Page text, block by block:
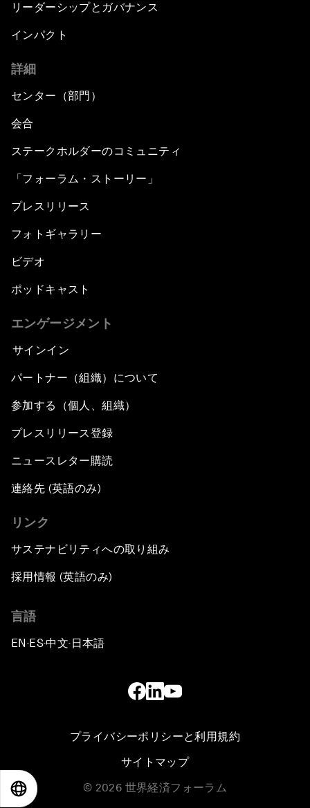
リーダーシップとガバナンス
インパクト
詳細
センター（部門）
会合
ステークホルダーのコミュニティ
「フォーラム・ストーリー」
プレスリリース
フォトギャラリー
ビデオ
ポッドキャスト
エンゲージメント
サインイン
パートナー（組織）について
参加する（個人、組織）
プレスリリース登録
ニュースレター購読
連絡先 (英語のみ)
リンク
サステナビリティへの取り組み
採用情報 (英語のみ)
言語
EN ▪ ES▪中文▪ 日本語
プライバシーポリシーと利用規約
サイトマップ
© 2026 世界経済フォーラム
ES 中文 日本語